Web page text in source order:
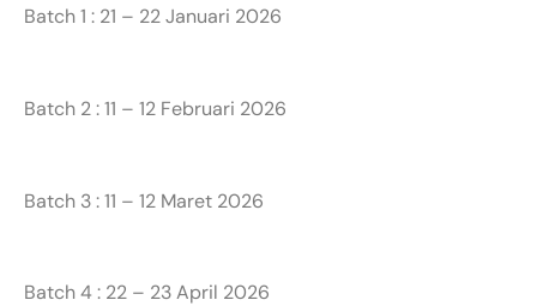
Batch 1 : 21 – 22 Januari 2026
Batch 2 : 11 – 12 Februari 2026
Batch 3 : 11 – 12 Maret 2026
Batch 4 : 22 – 23 April 2026